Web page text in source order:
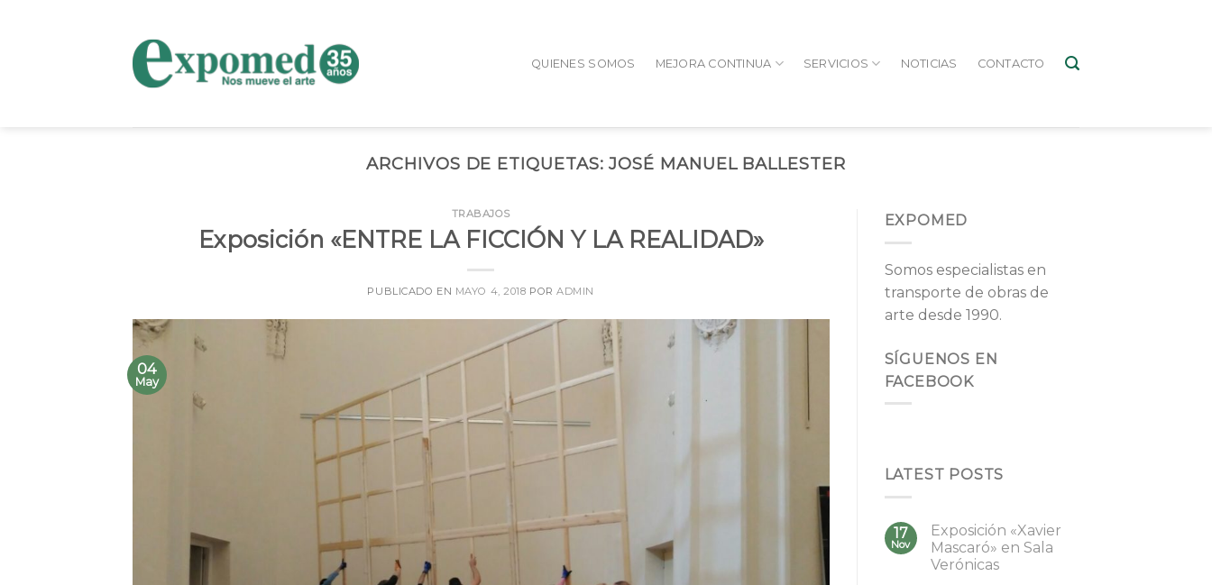
QUIENES SOMOS MEJORA CONTINUA SERVICIOS NOTICIAS CONTACTO
ARCHIVOS DE ETIQUETAS:JOSÉ MANUEL BALLESTER
TRABAJOS
Exposición «ENTRE LA FICCIÓN Y LA REALIDAD»
PUBLICADO EN MAYO 4, 2018 PORADMIN
04
May
EXPOMED
Somos especialistas en
transporte de obras de
arte desde 1990.
SÍGUENOS EN
FACEBOOK
LATEST POSTS
17
Nov
Exposición «Xavier
Mascaró» en Sala
Verónicas